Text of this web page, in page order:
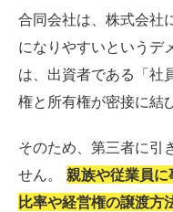
合同会社は、株式会社
になりやすいというデ
は、出資者である「社
権と所有権が密接に結
そのため、第三者に引
せん。 親族や従業員
比率や経営権の譲渡方